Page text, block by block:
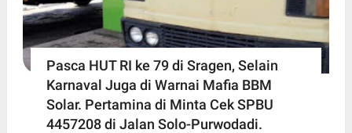
Pasca HUT RI ke 79 di Sragen, Selain
Karnaval Juga di Warnai Mafia BBM
Solar. Pertamina di Minta Cek SPBU
4457208 di Jalan Solo-Purwodadi.